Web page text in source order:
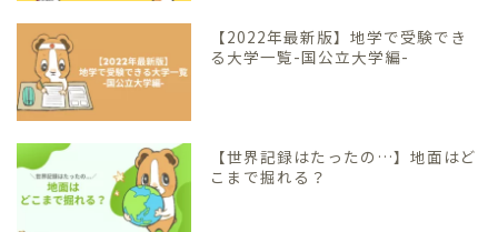
【2022年最新版】地学で受験でき
る大学一覧-国公立大学編-
【世界記録はたったの…】地面はど
こまで掘れる？